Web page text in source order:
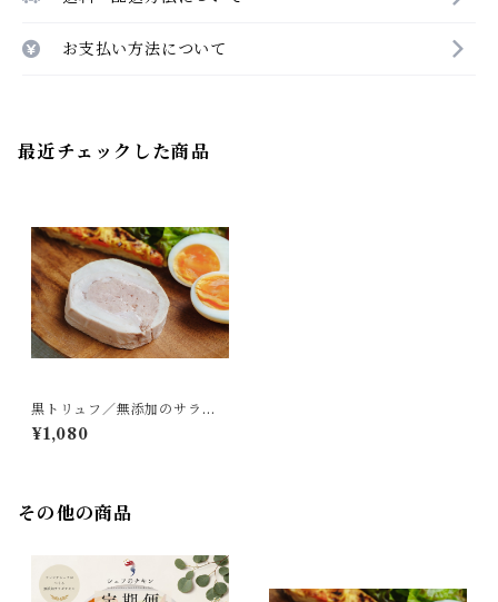
お支払い方法について
最近チェックした商品
黒トリュフ／無添加のサラダ
チキン／フレンチといえばト
リュフ／１pc（約70g〜80
¥1,080
その他の商品